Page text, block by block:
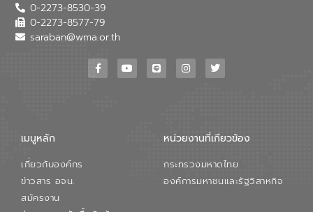
เพื่อสนับสนุนการพัฒนาเมืองอย่างยั่งยืน
ขณะที่ นายบดินทร์ อุดล กรรมการผู้อำนวย
สมดุลทางเศรษฐกิจและสิ่งแวดล้อมได้อย่าง
ภาคเอกชนในครั้งนี้ นับเป็นก้าวสำคัญของ
องค์การจัดการน้ำเสีย (อจน.) ในการร่วมวาง
0-2273-8530-39
0-2273-8577-79
saraban@wma.or.th
เมนูหลัก
เกี่ยวกับองค์กร
ข่าวสาร อจน.
สมัครงาน
หน่วยงานที่เกียวข้อง
กระทรวงมหาดไทย
องค์การมหาชนและรัฐวิสาหกิจ